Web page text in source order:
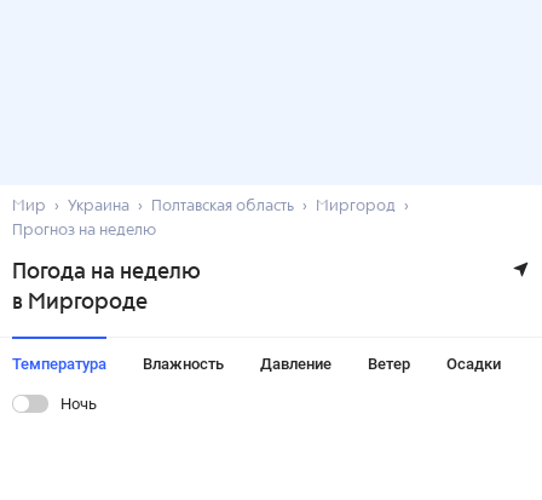
Мир Украина Полтавская область
Миргород
Прогноз на неделю
Погода на неделю
в Миргороде
Температура Влажность Давление Ветер Осадки
Ночь